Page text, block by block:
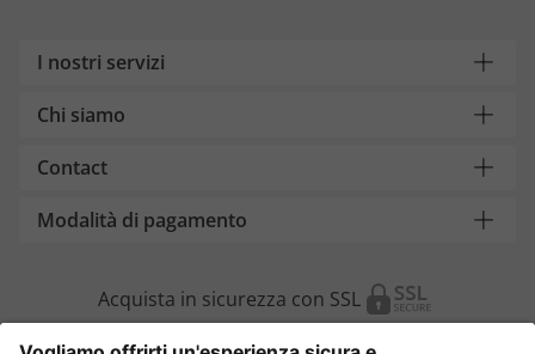
I nostri servizi
Chi siamo
Contact
Modalità di pagamento
Acquista in sicurezza con SSL